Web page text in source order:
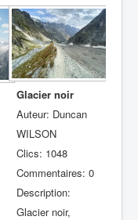
Glacier noir
Auteur: Duncan
WILSON
Clics: 1048
Commentaires: 0
Description:
Glacier noir,